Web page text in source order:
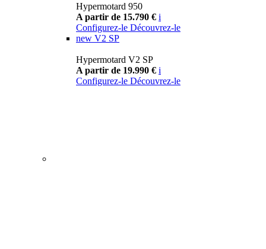
Hypermotard 950
A partir de 15.790 € i
Configurez-le Découvrez-le
new V2 SP
Hypermotard V2 SP
A partir de 19.990 € i
Configurez-le Découvrez-le